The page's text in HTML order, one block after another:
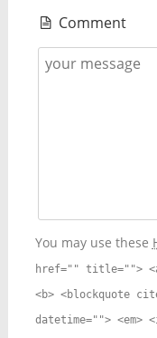
Comment
You may use these
href="" title="">
<b> <blockquote
datetime="">